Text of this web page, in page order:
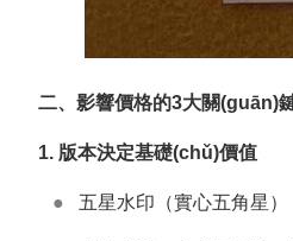
二、影響價格的3大關(guān)
1. 版本決定基礎(chǔ)價值
● 五星水印（實心五角星）：